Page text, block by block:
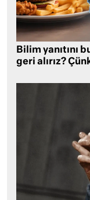
Bilim yanıtını
geri alırız?